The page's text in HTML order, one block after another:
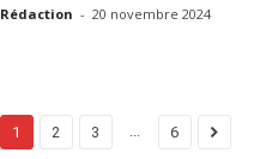
Rédaction - 20 novembre 2024
1 2 3 ... 6